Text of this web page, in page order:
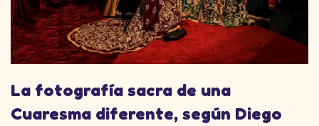
La fotografía sacra de una
Cuaresma diferente, según Diego